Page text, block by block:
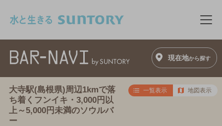
メ
現在地から探す
大寺駅(島根県)周辺1kmで落
ち着くフンイキ・3,000円以
上～5,000円未満のソウルバ
ー
一覧表示 地図表示